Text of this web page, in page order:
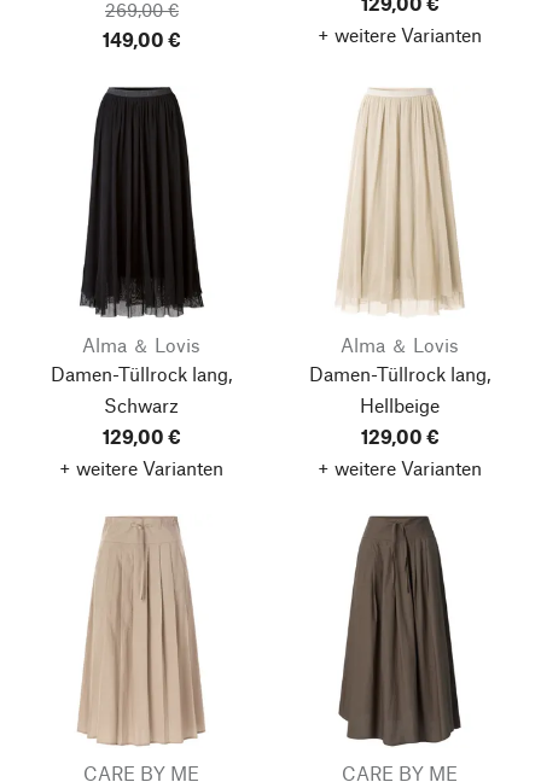
269,00 €
149,00 €
+ weitere Varianten
Alma ＆ Lovis
Damen-Tüllrock lang,
Schwarz
129,00 €
+ weitere Varianten
Alma ＆ Lovis
Damen-Tüllrock lang,
Hellbeige
129,00 €
+ weitere Varianten
CARE BY ME CARE BY ME